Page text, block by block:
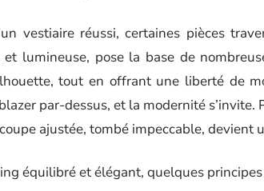
vestiaire réussi, certaines pièces
lumineuse, pose la base de
tout en offrant une liberté de
par-dessus, et la modernité s’invite.
ajustée, tombé impeccable, devient
équilibré et élégant, quelques principes